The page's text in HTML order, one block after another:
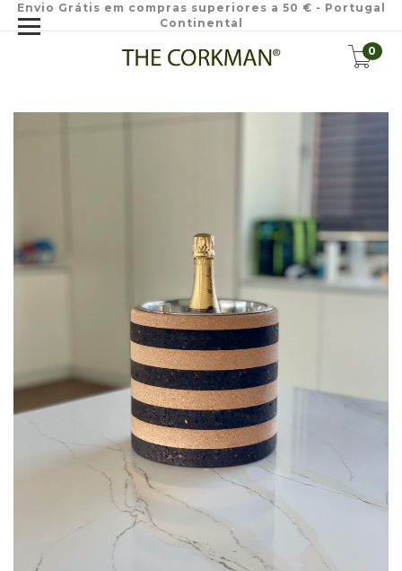
Envio Grátis em compras superiores a 50 € - Portugal
Continental
0